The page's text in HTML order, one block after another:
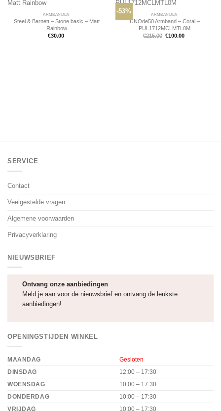
ARMBANDEN
Steel & Barnett – Stone basic – Matt
Rainbow
€30.00
-53% ARMBANDEN
UNOde50 Armband – Coral –
PUL1712MCLMTL0M
€215.00 Oorspronkelijke
€100.00Huidige
SERVICE
Contact
Veelgestelde vragen
Algemene voorwaarden
Privacyverklaring
NIEUWSBRIEF
Ontvang onze aanbiedingen
Meld je aan voor de nieuwsbrief en ontvang de leukste
aanbiedingen!
OPENINGSTIJDEN WINKEL
MAANDAG Gesloten
DINSDAG 12:00 – 17:30
WOENSDAG 10:00 – 17:30
DONDERDAG 10:00 – 17:30
VRIJDAG 10:00 – 17:30